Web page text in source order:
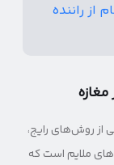
راننده
از روش‌های رایج،
ملایم است که